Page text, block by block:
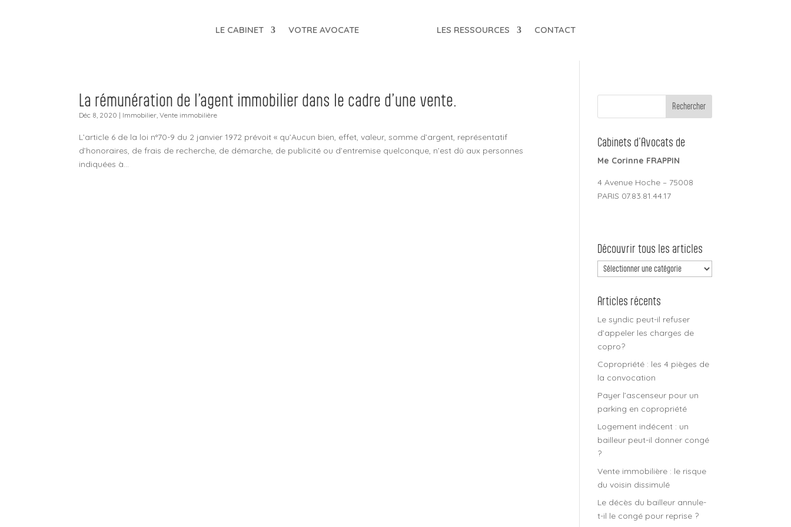
LE CABINET VOTRE AVOCATE LES RESSOURCES CONTACT
La rémunération de l’agent immobilier dans le cadre d’une vente.
Déc 8, 2020 | Immobilier ,Vente immobilière
L’article 6 de la loi n°70-9 du 2 janvier 1972 prévoit « qu’Aucun bien, effet, valeur, somme d’argent, représentatif
d’honoraires, de frais de recherche, de démarche, de publicité ou d’entremise quelconque, n’est dû aux personnes
indiquées à...
Cabinets d’Avocats de
Me Corinne FRAPPIN
4 Avenue Hoche – 75008
PARIS 07.83.81.44.17
Découvrir tous les articles
Découvrir
tous
articles
Articles récents
Le syndic peut-il refuser
d’appeler les charges de
copro?
Copropriété : les 4 pièges de
la convocation
Payer l’ascenseur pour un
parking en copropriété
Logement indécent : un
bailleur peut-il donner congé
?
Vente immobilière : le risque
du voisin dissimulé
Le décès du bailleur annule-
t-il le congé pour reprise ?